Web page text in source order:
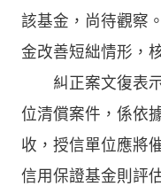
該基金，尚待觀察
金改善短絀情形，
糾正案文復表示
位清償案件，係依
收，授信單位應將
信用保證基金則評